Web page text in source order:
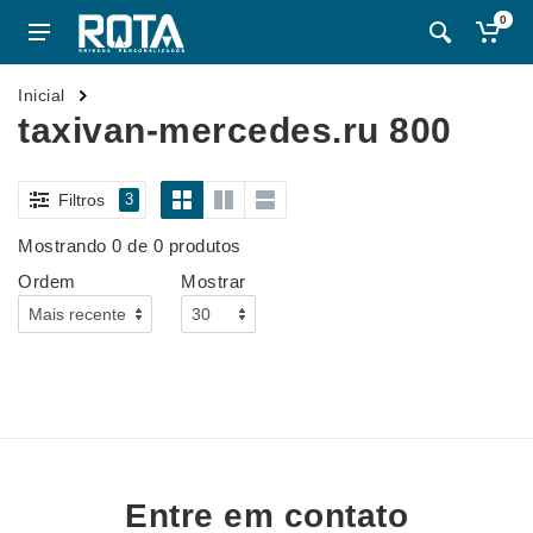
0
Inicial
taxivan-mercedes.ru 800
Filtros 3
Mostrando 0 de 0 produtos
Ordem
Mostrar
Entre em contato